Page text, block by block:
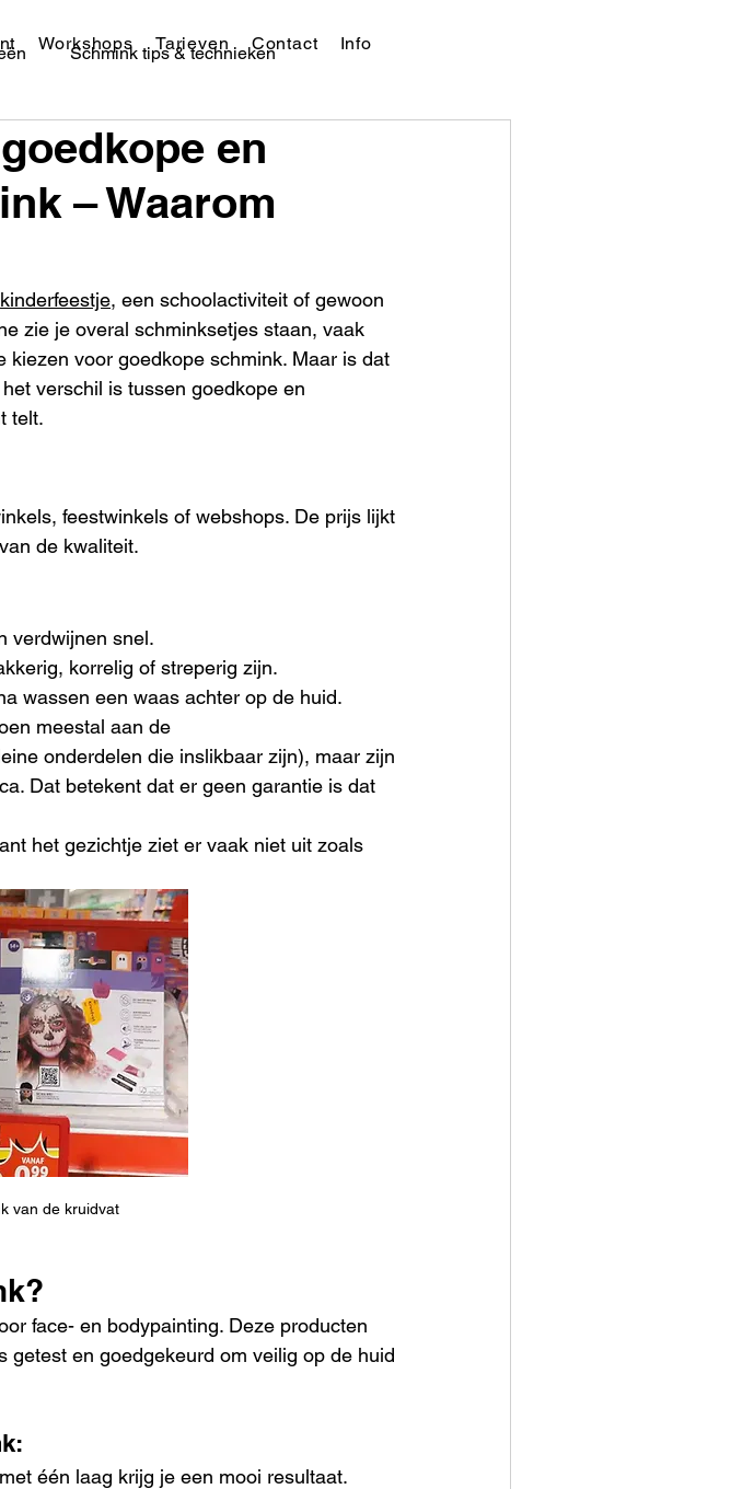
Workshops Tarieven Contact Info
Schmink tips & technieken
en
– Waarom
kinderfeestje, een schoolactiviteit of gewoon
zie je overal schminksetjes staan, vaak
voor goedkope schmink. Maar is dat
verschil is tussen goedkope en
telt.
feestwinkels of webshops. De prijs lijkt
de kwaliteit.
verdwijnen snel.
korrelig of streperig zijn.
wassen een waas achter op de huid.
meestal aan de
onderdelen die inslikbaar zijn), maar zijn
Dat betekent dat er geen garantie is dat
het gezichtje ziet er vaak niet uit zoals
van de kruidvat
face- en bodypainting. Deze producten
getest en goedgekeurd om veilig op de huid
één laag krijg je een mooi resultaat.